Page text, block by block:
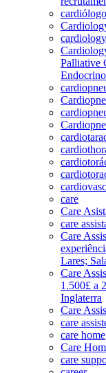
cardiólogo
Palliative
care
Care
care
Care
Lares;
Care
1.500£ a
Inglaterra
Care
care
care home
Care
care